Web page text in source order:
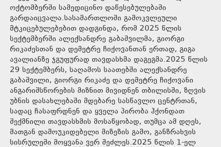
ოქტომბერში სამედიცინო დაწესებულებაში
გარდაიცვალა.სასამართლოში გამოკვლეული
მტკიცებულებებით დადგინდა, რომ 2025 წლის
სექტემბერში ალექსანდრე გაბაშვილმა, გიორგი
რიკაძესთან და დემეტრე ჩიქოვანთან ერთად, გიგა
ავალიანზე ჯგუფურად თავდასხმა დაგეგმა.2025 წლის
29 სექტემბერს, საღამოს საათებში ალექსანდრე
გაბაშვილი, გიორგი რიკაძე და დემეტრე ჩიქოვანი
ანგარიშსწორების მიზნით მივიდნენ თბილისში, ზღვის
უბნის დასახლებაში მდებარე სასწავლო ცენტრთან,
სადაც ჩასაფრდნენ და ყველა პირობა ჰქონდათ
შექმნილი თავდასხმის მოსაწყობად, თუმცა ამ დღეს,
მათგან დამოუკიდებელი მიზეზის გამო, განზრახვის
სისრულეში მოყვანა ვერ შეძლეს.2025 წლის 1-ელ